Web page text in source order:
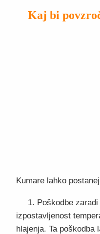
Kaj bi
Kumare lahko
1. Poškodbe
izpostavljenost
hlajenja. Ta